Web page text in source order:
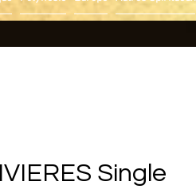
Single